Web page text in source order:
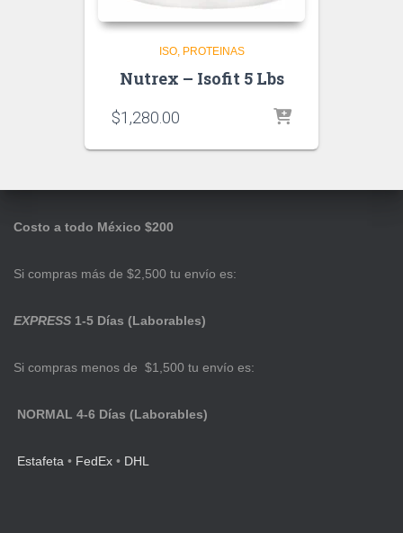
ISO PROTEINAS
Nutrex – Isofit 5 Lbs
$1,280.00
Costo a todo México $200
Si compras más de $2,500 tu envío es:
EXPRESS 1-5 Días (Laborables)
Si compras menos de $1,500 tu envío es:
NORMAL 4-6 Días (Laborables)
Estafeta • FedEx • DHL